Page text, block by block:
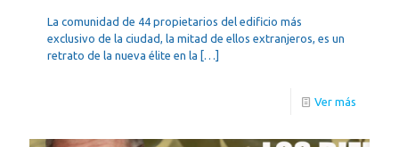
La comunidad de 44 propietarios del edificio más
exclusivo de la ciudad, la mitad de ellos extranjeros, es un
retrato de la nueva élite en la […]
Ver más